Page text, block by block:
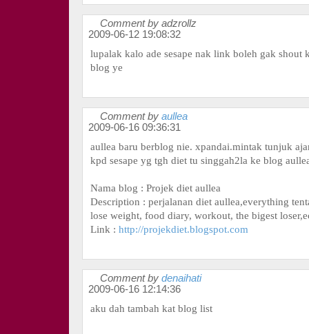
Comment by adzrollz
2009-06-12 19:08:32
lupalak kalo ade sesape nak link boleh gak shout
blog ye
Comment by aullea
2009-06-16 09:36:31
aullea baru berblog nie. xpandai.mintak tunjuk
kpd sesape yg tgh diet tu singgah2la ke blog
Nama blog : Projek diet aullea
Description : perjalanan diet aullea,everything
lose weight, food diary, workout, the bigest
Link : http://projekdiet.blogspot.com
Comment by denaihati
2009-06-16 12:14:36
aku dah tambah kat blog list